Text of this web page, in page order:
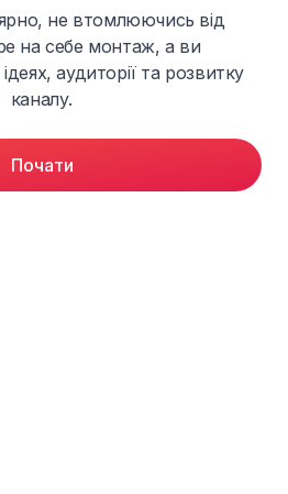
не втомлюючись від
на себе монтаж, а ви
аудиторії та розвитку
каналу.
Почати